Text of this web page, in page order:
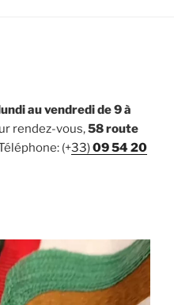
au vendredi de 9 à
rendez-vous,58 route
(+33)09 54 20